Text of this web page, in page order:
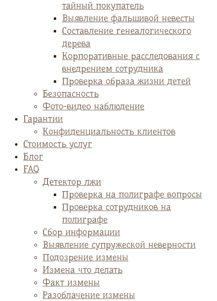
тайный покупатель
Выявление фальшивой невесты
Cоставление генеалогического
дерева
Корпоративные расследования с
внедрением сотрудника
Проверка образа жизни детей
Безопасность
Фото-видео наблюдение
Гарантии
Конфиденциальность клиентов
Стоимость услуг
Блог
FAQ
Детектор лжи
Проверка на полиграфе вопросы
Проверка сотрудников на
полиграфе
Сбор информации
Выявление супружеской неверности
Подозрение измены
Измена что делать
Факт измены
Разоблачение измены